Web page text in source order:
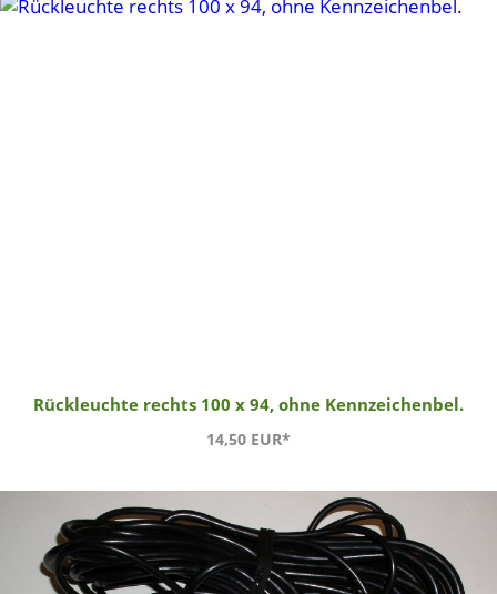
Rückleuchte rechts 100 x 94, ohne Kennzeichenbel.
14,50 EUR*